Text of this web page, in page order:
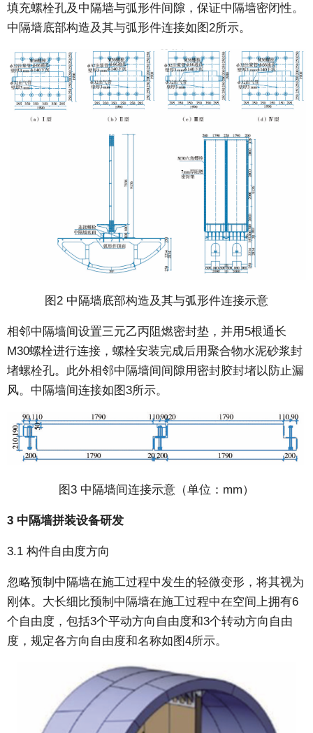
填充螺栓孔及中隔墙与弧形件间隙，保证中隔墙密闭性。
中隔墙底部构造及其与弧形件连接如图2所示。
图2 中隔墙底部构造及其与弧形件连接示意
相邻中隔墙间设置三元乙丙阻燃密封垫，并用5根通长
M30螺栓进行连接，螺栓安装完成后用聚合物水泥砂浆封
堵螺栓孔。此外相邻中隔墙间间隙用密封胶封堵以防止漏
风。中隔墙间连接如图3所示。
图3 中隔墙间连接示意（单位：mm）
3 中隔墙拼装设备研发
3.1 构件自由度方向
忽略预制中隔墙在施工过程中发生的轻微变形，将其视为
刚体。大长细比预制中隔墙在施工过程中在空间上拥有6
个自由度，包括3个平动方向自由度和3个转动方向自由
度，规定各方向自由度和名称如图4所示。